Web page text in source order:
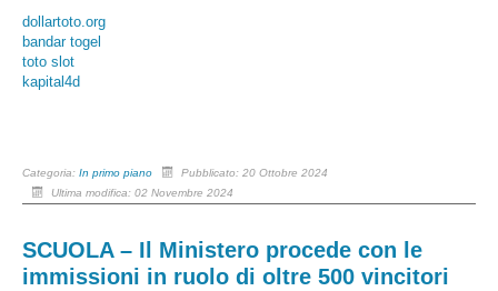
dollartoto.org
bandar togel
toto slot
kapital4d
Categoria: In primo piano
Pubblicato: 20 Ottobre 2024
Ultima modifica: 02 Novembre 2024
SCUOLA – Il Ministero procede con le
immissioni in ruolo di oltre 500 vincitori